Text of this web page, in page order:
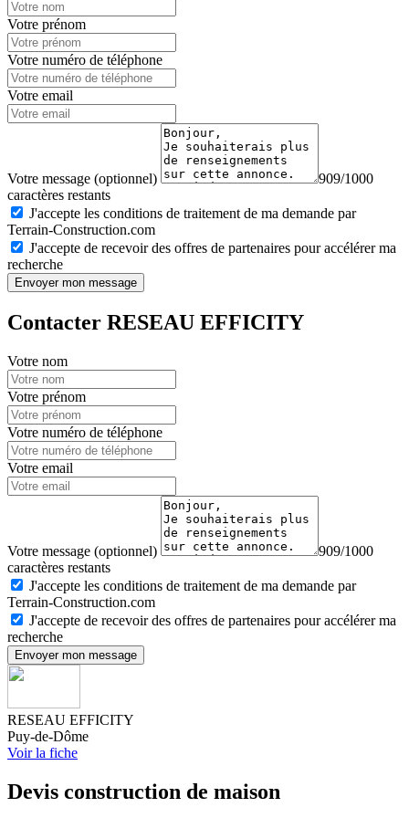
Votre prénom
Votre numéro de téléphone
Votre email
Votre message (optionnel)
909/1000
caractères restants
J'accepte les conditions de traitement de ma demande par
Terrain-Construction.com
J'accepte de recevoir des offres de partenaires pour accélérer ma
recherche
Envoyer mon message
Contacter RESEAU EFFICITY
Votre nom
Votre prénom
Votre numéro de téléphone
Votre email
Votre message (optionnel)
909/1000
caractères restants
J'accepte les conditions de traitement de ma demande par
Terrain-Construction.com
J'accepte de recevoir des offres de partenaires pour accélérer ma
recherche
Envoyer mon message
RESEAU EFFICITY
Puy-de-Dôme
Voir la fiche
Devis construction de maison